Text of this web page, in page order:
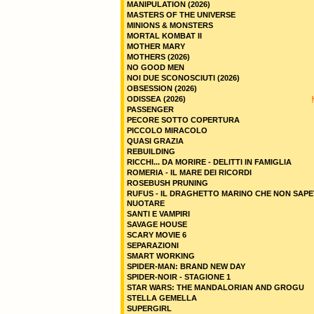
MANIPULATION (2026)
MASTERS OF THE UNIVERSE
MINIONS & MONSTERS
MORTAL KOMBAT II
MOTHER MARY
MOTHERS (2026)
NO GOOD MEN
NOI DUE SCONOSCIUTI (2026)
OBSESSION (2026)
ODISSEA (2026)
PASSENGER
PECORE SOTTO COPERTURA
PICCOLO MIRACOLO
QUASI GRAZIA
REBUILDING
RICCHI... DA MORIRE - DELITTI IN FAMIGLIA
ROMERIA - IL MARE DEI RICORDI
ROSEBUSH PRUNING
RUFUS - IL DRAGHETTO MARINO CHE NON
NUOTARE
SANTI E VAMPIRI
SAVAGE HOUSE
SCARY MOVIE 6
SEPARAZIONI
SMART WORKING
SPIDER-MAN: BRAND NEW DAY
SPIDER-NOIR - STAGIONE 1
STAR WARS: THE MANDALORIAN AND GROGU
STELLA GEMELLA
SUPERGIRL